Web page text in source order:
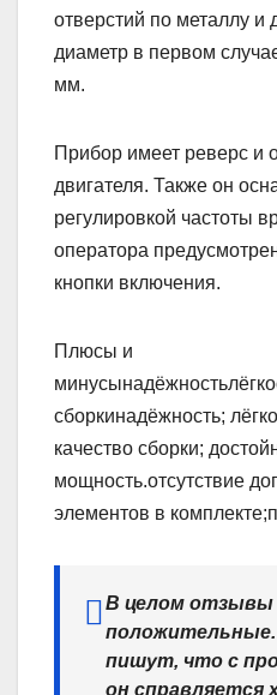
отверстий по металлу
диаметр в первом
мм.
Прибор имеет реверс и
двигателя. Также он
регулировкой частоты
оператора
кнопки включения.
Плюсы и
сборкинадёжность;
качество сборки;
мощность.отсутствие
элементов в
В целом отзывы
пишут, что с
он справляется